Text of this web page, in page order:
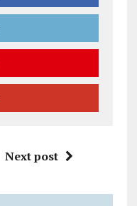
Next post